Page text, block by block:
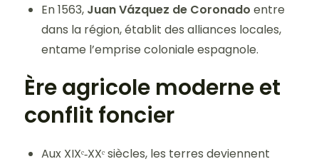
En 1563, Juan Vázquez de Coronado entre
dans la région, établit des alliances locales,
entame l’emprise coloniale espagnole.
Ère agricole moderne et
conflit foncier
Aux XIXᵉ‑XXᵉ siècles, les terres deviennent